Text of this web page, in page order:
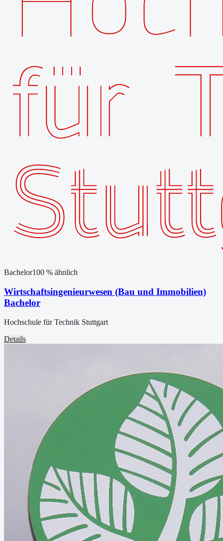
Bachelor100 % ähnlich
Wirtschaftsingenieurwesen (Bau und Immobilien)
Bachelor
Hochschule für Technik Stuttgart
Details